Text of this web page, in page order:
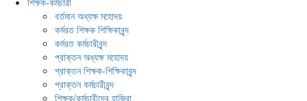
বর্তমান অধ্যক্ষ মহোদয়
কর্মরত শিক্ষক শিক্ষিকাবৃন্দ
কর্মরত কর্মচারীবৃন্দ
প্রাক্তন অধ্যক্ষ মহোদয়
প্রাক্তন শিক্ষক-শিক্ষিকাবৃন্দ
প্রাক্তন কর্মচারীবৃন্দ
শিক্ষক/কর্মচারীদের হাজিরা